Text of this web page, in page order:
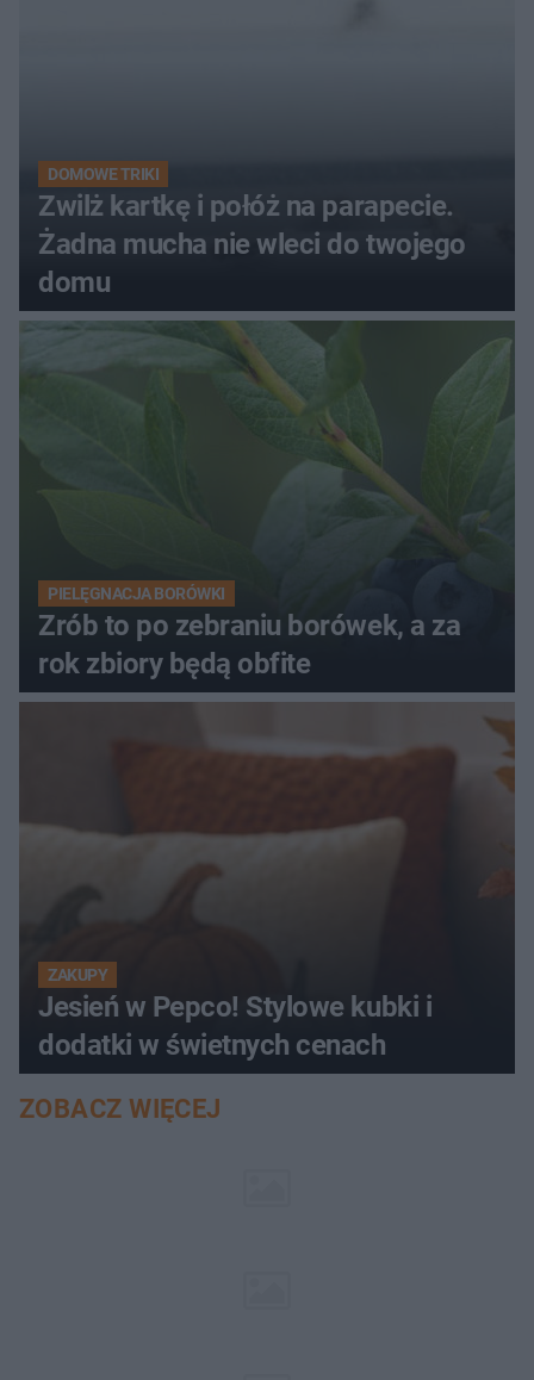
DOMOWE TRIKI
Zwilż kartkę i połóż na parapecie.
Żadna mucha nie wleci do twojego
domu
PIELĘGNACJA BORÓWKI
Zrób to po zebraniu borówek, a za
rok zbiory będą obfite
ZAKUPY
Jesień w Pepco! Stylowe kubki i
dodatki w świetnych cenach
ZOBACZ WIĘCEJ